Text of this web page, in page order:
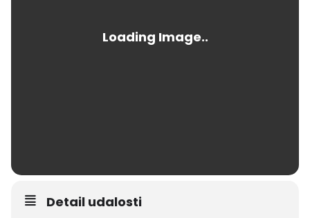
Detail udalosti